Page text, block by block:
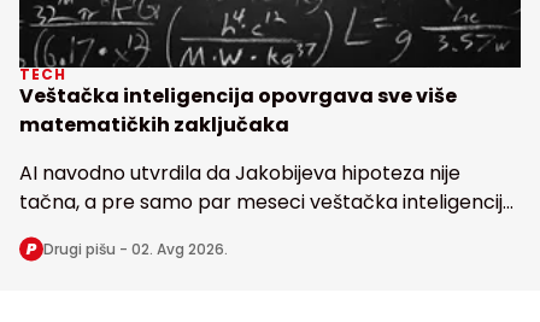
TECH
Veštačka inteligencija opovrgava sve više
matematičkih zaključaka
AI navodno utvrdila da Jakobijeva hipoteza nije
tačna, a pre samo par meseci veštačka inteligencija
dovela u pitanje i poznatu Erdoševu hipotezu, obe
stare bezmalo 100 godina
Drugi pišu - 02. Avg 2026.